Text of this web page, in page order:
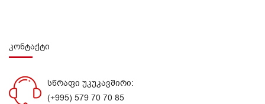
კონტაქტი
სწრაფი უკუკავშირი:
(+995) 579 70 70 85